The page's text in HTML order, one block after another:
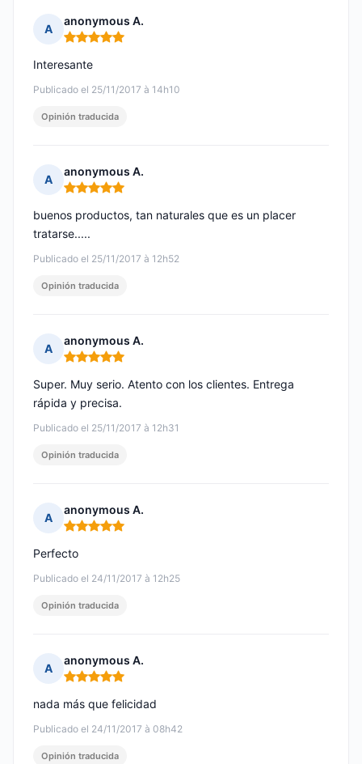
A
anonymous A.
Nota: 5 de 5
Publicado el 25/11/2017 à 14h10
Interesante
Opinión traducida
A
anonymous A.
Nota: 5 de 5
Publicado el 25/11/2017 à 12h52
buenos productos, tan naturales que es un placer
tratarse.....
Opinión traducida
A
anonymous A.
Nota: 5 de 5
Publicado el 25/11/2017 à 12h31
Super. Muy serio. Atento con los clientes. Entrega
rápida y precisa.
Opinión traducida
A
anonymous A.
Nota: 5 de 5
Publicado el 24/11/2017 à 12h25
Perfecto
Opinión traducida
A
anonymous A.
Nota: 5 de 5
Publicado el 24/11/2017 à 08h42
nada más que felicidad
Opinión traducida